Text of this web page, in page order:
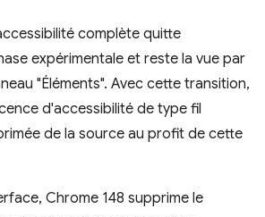
complète quitte
expérimentale et reste la vue par
"Éléments". Avec cette transition,
d'accessibilité de type fil
de la source au profit de cette
Chrome 148 supprime le